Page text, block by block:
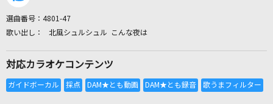
全国りれき
選曲番号： 4801-47
北風シュルシュル こんな夜は
対応カラオケコンテンツ